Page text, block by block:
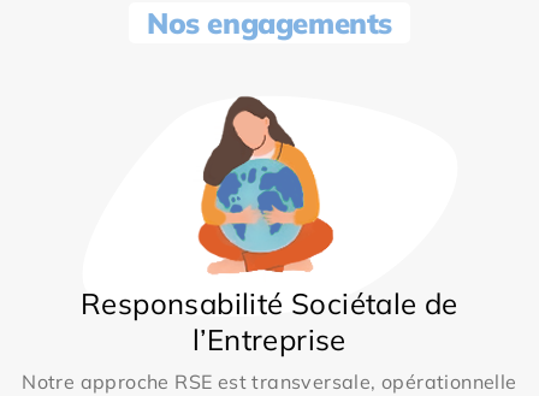
Nos engagements
Responsabilité Sociétale de
l’Entreprise
Notre approche RSE est transversale, opérationnelle